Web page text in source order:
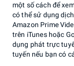
một số cách để
có thể sử dụng
Amazon Prime
trên iTunes hoặc
dụng phát trực
tuyến nếu bạn có